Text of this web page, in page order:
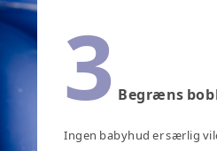
3 Begræns
Ingen babyhud er særlig